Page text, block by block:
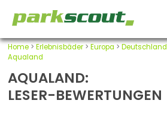
Home> Erlebnisbäder> Europa > Deutschland
Aqualand
AQUALAND:
LESER-BEWERTUNGEN